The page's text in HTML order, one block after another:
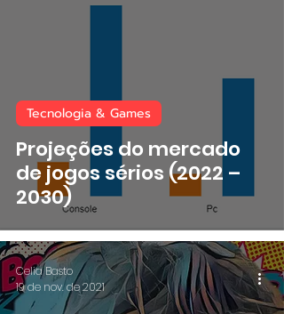
Projeções do mercado
de jogos sérios (2022 –
2030)
Tecnologia & Games
Celia Basto
19 de nov. de 2021